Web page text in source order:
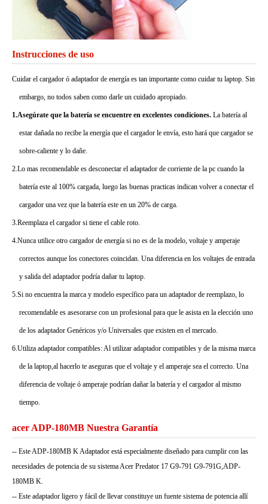
Instrucciones de uso
Cuidar el cargador ó adaptador de energía es tan importante como cuidar tu laptop. Sin
embargo, no todos saben como darle un cuidado apropiado.
1.Asegúrate que la batería se encuentre en excelentes condiciones. La batería al
estar dañada no recibe la energía que el cargador le envía, esto hará que cargador se
sobre-caliente y lo dañe.
2.Lo mas recomendable es desconectar el adaptador de corriente de la pc cuando la
batería este al 100% cargada, luego las buenas practicas indican volver a conectar el
cargador una vez que la batería este en un 20% de carga.
3.Reemplaza el cargador si tiene el cable roto.
4.Nunca utilice otro cargador de energía si no es de la modelo, voltaje y amperaje
correctos aunque los conectores coincidan. Una diferencia en los voltajes de entrada
y salida del adaptador podría dañar tu laptop.
5.Si no encuentra la marca y modelo específico para un adaptador de reemplazo, lo
recomendable es asesorarse con un profesional para que le asista en la elección uno
de los adaptador Genéricos y/o Universales que existen en el mercado.
6.Utiliza adaptador compatibles: Al utilizar adaptador compatibles y de la misma marca
de la laptop,al hacerlo te aseguras que el voltaje y el amperaje sea el correcto. Una
diferencia de voltaje ó amperaje podrían dañar la batería y el cargador al mismo
tiempo.
acer ADP-180MB Nuestra Garantía
-- Este ADP-180MB K Adaptador está especialmente diseñado para cumplir con las
necesidades de potencia de su sistema Acer Predator 17 G9-791 G9-791G,ADP-
180MB K.
-- Este adaptador ligero y fácil de llevar constituye un fuente sistema de potencia allí